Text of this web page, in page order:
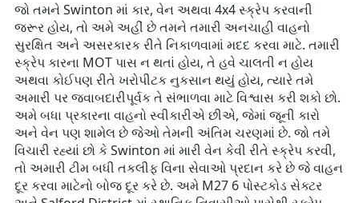
જો તમને Swinton માં કાર, વેન અથવા 4x4 સ્ક્રેપ કરવાની
જરૂર હોય, તો અમે અહીં છે તમને તમારી અનચાહી વાહનો
સુરક્ષિત અને અસરકારક રીતે નિકાળવામાં મદદ કરવા માટે. તમારી
સ્ક્રેપ કારના MOT પાસ ન થતાં હોય, તે હવે ચાલતી ન હોય
અથવા કોઈપણ રીતે ખરોપીટક નુકસાન થયું હોય, ત્યારે તમે
અમારી પર જવાબદારીપૂર્વક તે સંભાળવા માટે વિશ્વાસ કરી શકો છો.
અમે બધા પ્રકારના વાહનો સ્વીકારીએ છીએ, જેમાં જૂની કારો
અને વેન પણ શામેલ છે જેઓ તેમની અંતિમ ચરણમાં છે. જો તમે
વિચારી રહ્યાં છો કે Swinton માં મારી વેન કેવી રીતે સ્ક્રેપ કરવી,
તો અમારી ટીમ બધી તકલીફ વિના સેવાઓ પ્રદાન કરે છે જે વાહન
દૂર કરવા માટેનો બોજ દૂર કરે છે. અમે M27 6 પોસ્ટકોડ સેક્ટર